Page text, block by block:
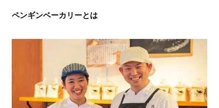
ペンギンベーカリーとは